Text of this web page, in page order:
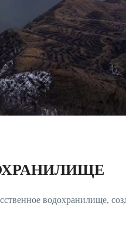
водохранилище,